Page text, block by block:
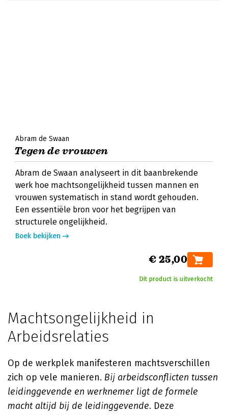
Abram de Swaan
Tegen de vrouwen
Abram de Swaan analyseert in dit baanbrekende
werk hoe machtsongelijkheid tussen mannen en
vrouwen systematisch in stand wordt gehouden.
Een essentiële bron voor het begrijpen van
structurele ongelijkheid.
Boek bekijken
€ 25,00
Dit product is uitverkocht
Machtsongelijkheid in
Arbeidsrelaties
Op de werkplek manifesteren machtsverschillen
zich op vele manieren. Bij arbeidsconflicten tussen
leidinggevende en werknemer ligt de formele
macht altijd bij de leidinggevende. Deze